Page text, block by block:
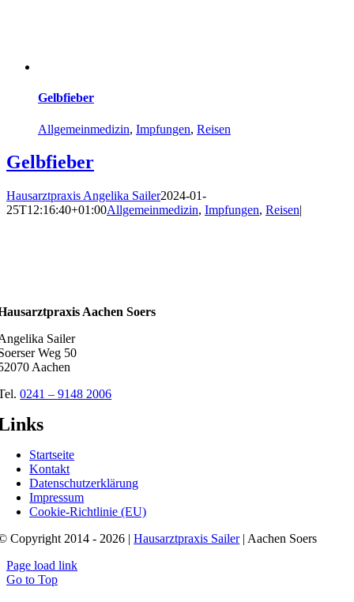
Gelbfieber
Allgemeinmedizin, Impfungen, Reisen
Gelbfieber
Hausarztpraxis Angelika Sailer2024-01-
25T12:16:40+01:00Allgemeinmedizin, Impfungen, Reisen|
Aachen Soers
Sailer
Weg 50
Aachen
0241 – 9148 2006
Startseite
Kontakt
Datenschutzerklärung
Impressum
Cookie-Richtlinie (EU)
Copyright 2014 - 2026 |Hausarztpraxis Sailer| Aachen Soers
Page load link
Go to Top